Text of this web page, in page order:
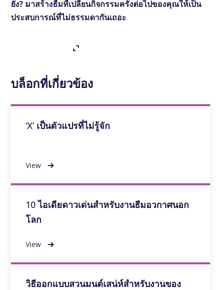
ยัง? มาสร้างธีมที่เปลี่ยนกิจกรรมครั้งต่อไปของคุณให้เป็น
ประสบการณ์ที่ไม่ธรรมดากันเถอะ
บล็อกที่เกี่ยวข้อง
‘X’ เป็นตัวแปรที่ไม่รู้จัก
View
10 ไอเดียดาวเด่นสําหรับงานธีมอวกาศนอก
โลก
View
วิธีออกแบบสวนมนต์เสน่ห์สําหรับงานของ